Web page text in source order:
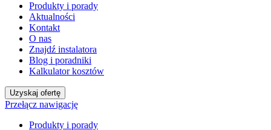
Produkty i porady
Aktualności
Kontakt
O nas
Znajdź instalatora
Blog i poradniki
Kalkulator kosztów
Uzyskaj ofertę
Przełącz nawigację
Produkty i porady